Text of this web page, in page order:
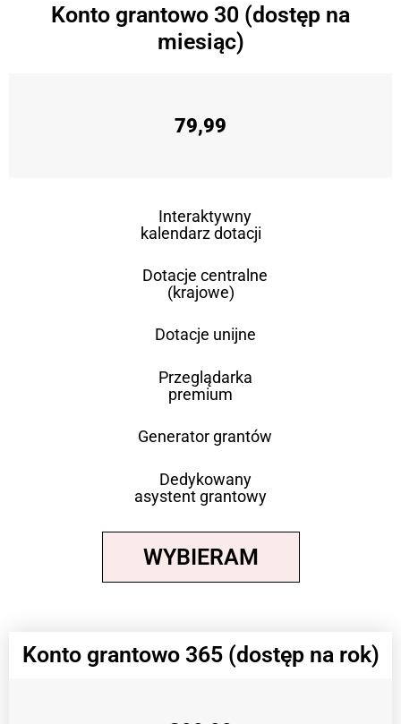
Konto grantowo 30 (dostęp na
miesiąc)
79,99
Interaktywny
kalendarz dotacji
Dotacje centralne
(krajowe)
Dotacje unijne
Przeglądarka
premium
Generator grantów
Dedykowany
asystent grantowy
WYBIERAM
Konto grantowo 365 (dostęp na rok)